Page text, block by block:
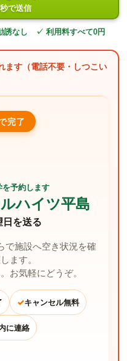
で送信
なし ✓ 利用料すべて0円
ます（電話不要・しつこい
完了
を予約します
ハイツ平島
を送る
で施設へ空き状況を確
ます。
お気軽にどうぞ。
✓キャンセル無料
に連絡